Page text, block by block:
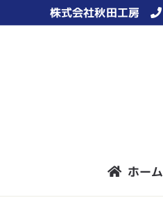
株式会社秋田工房
ホーム